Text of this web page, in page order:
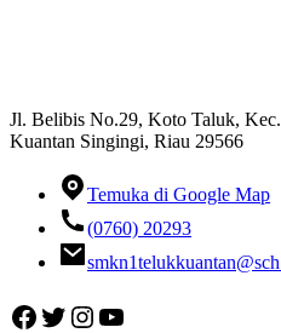
Jl. Belibis No.29, Koto Taluk,
Kuantan Singingi, Riau 29566
Temuka di Google Map
(0760) 20293
Facebook
Twitter
Instagram
YouTube